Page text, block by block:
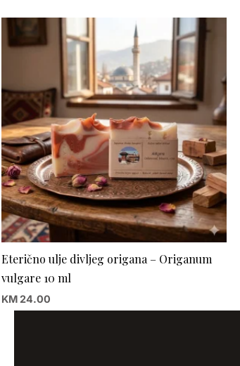
Eterično ulje divljeg origana – Origanum
vulgare 10 ml
KM 24.00